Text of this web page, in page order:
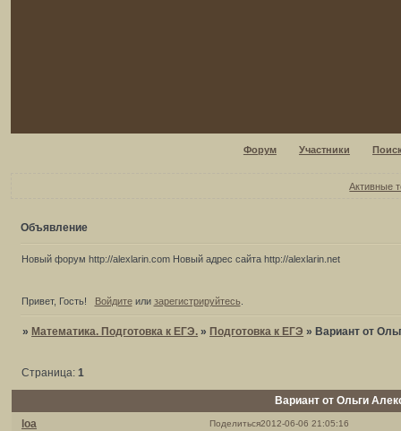
Форум Участники
Активные
Объявление
Новый форум http://alexlarin.com Новый адрес сайта http://alexlarin.net
Привет, Гость! Войдитеили зарегистрируйтесь.
»Математика. Подготовка к ЕГЭ. »Подготовка к ЕГЭ »Вариант от
Вариант от Ольги
Страница: 1
Поделиться2012-06-06 21:05:16
loa